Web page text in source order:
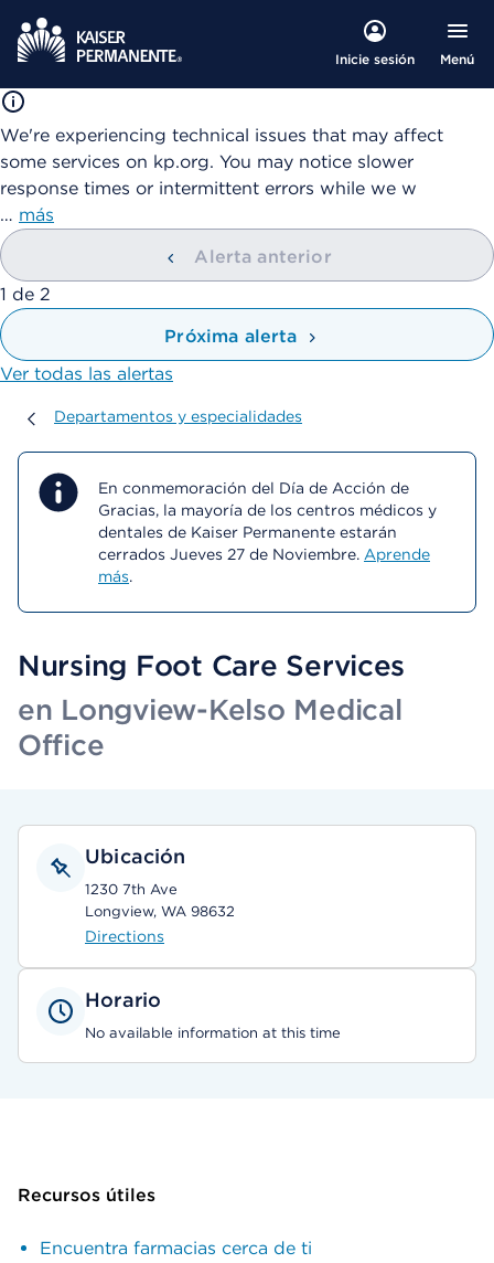
Inicie sesión Menú
We're experiencing technical issues that may affect
some services on kp.org. You may notice slower
response times or intermittent errors while we w
… más
Alerta anterior
mostrando
1 de 2
Próxima alerta
Ver todas las alertas
Departamentos y especialidades
Departamentos y especialidades
En conmemoración del Día de Acción de
Gracias, la mayoría de los centros médicos y
dentales de Kaiser Permanente estarán
cerrados Jueves 27 de Noviembre. Aprende
más.
Nursing Foot Care Services
en Longview-Kelso Medical
Office
Ubicación
1230 7th Ave
Longview, WA 98632
Directions
Horario
No available information at this time
Recursos útiles
Encuentra farmacias cerca de ti